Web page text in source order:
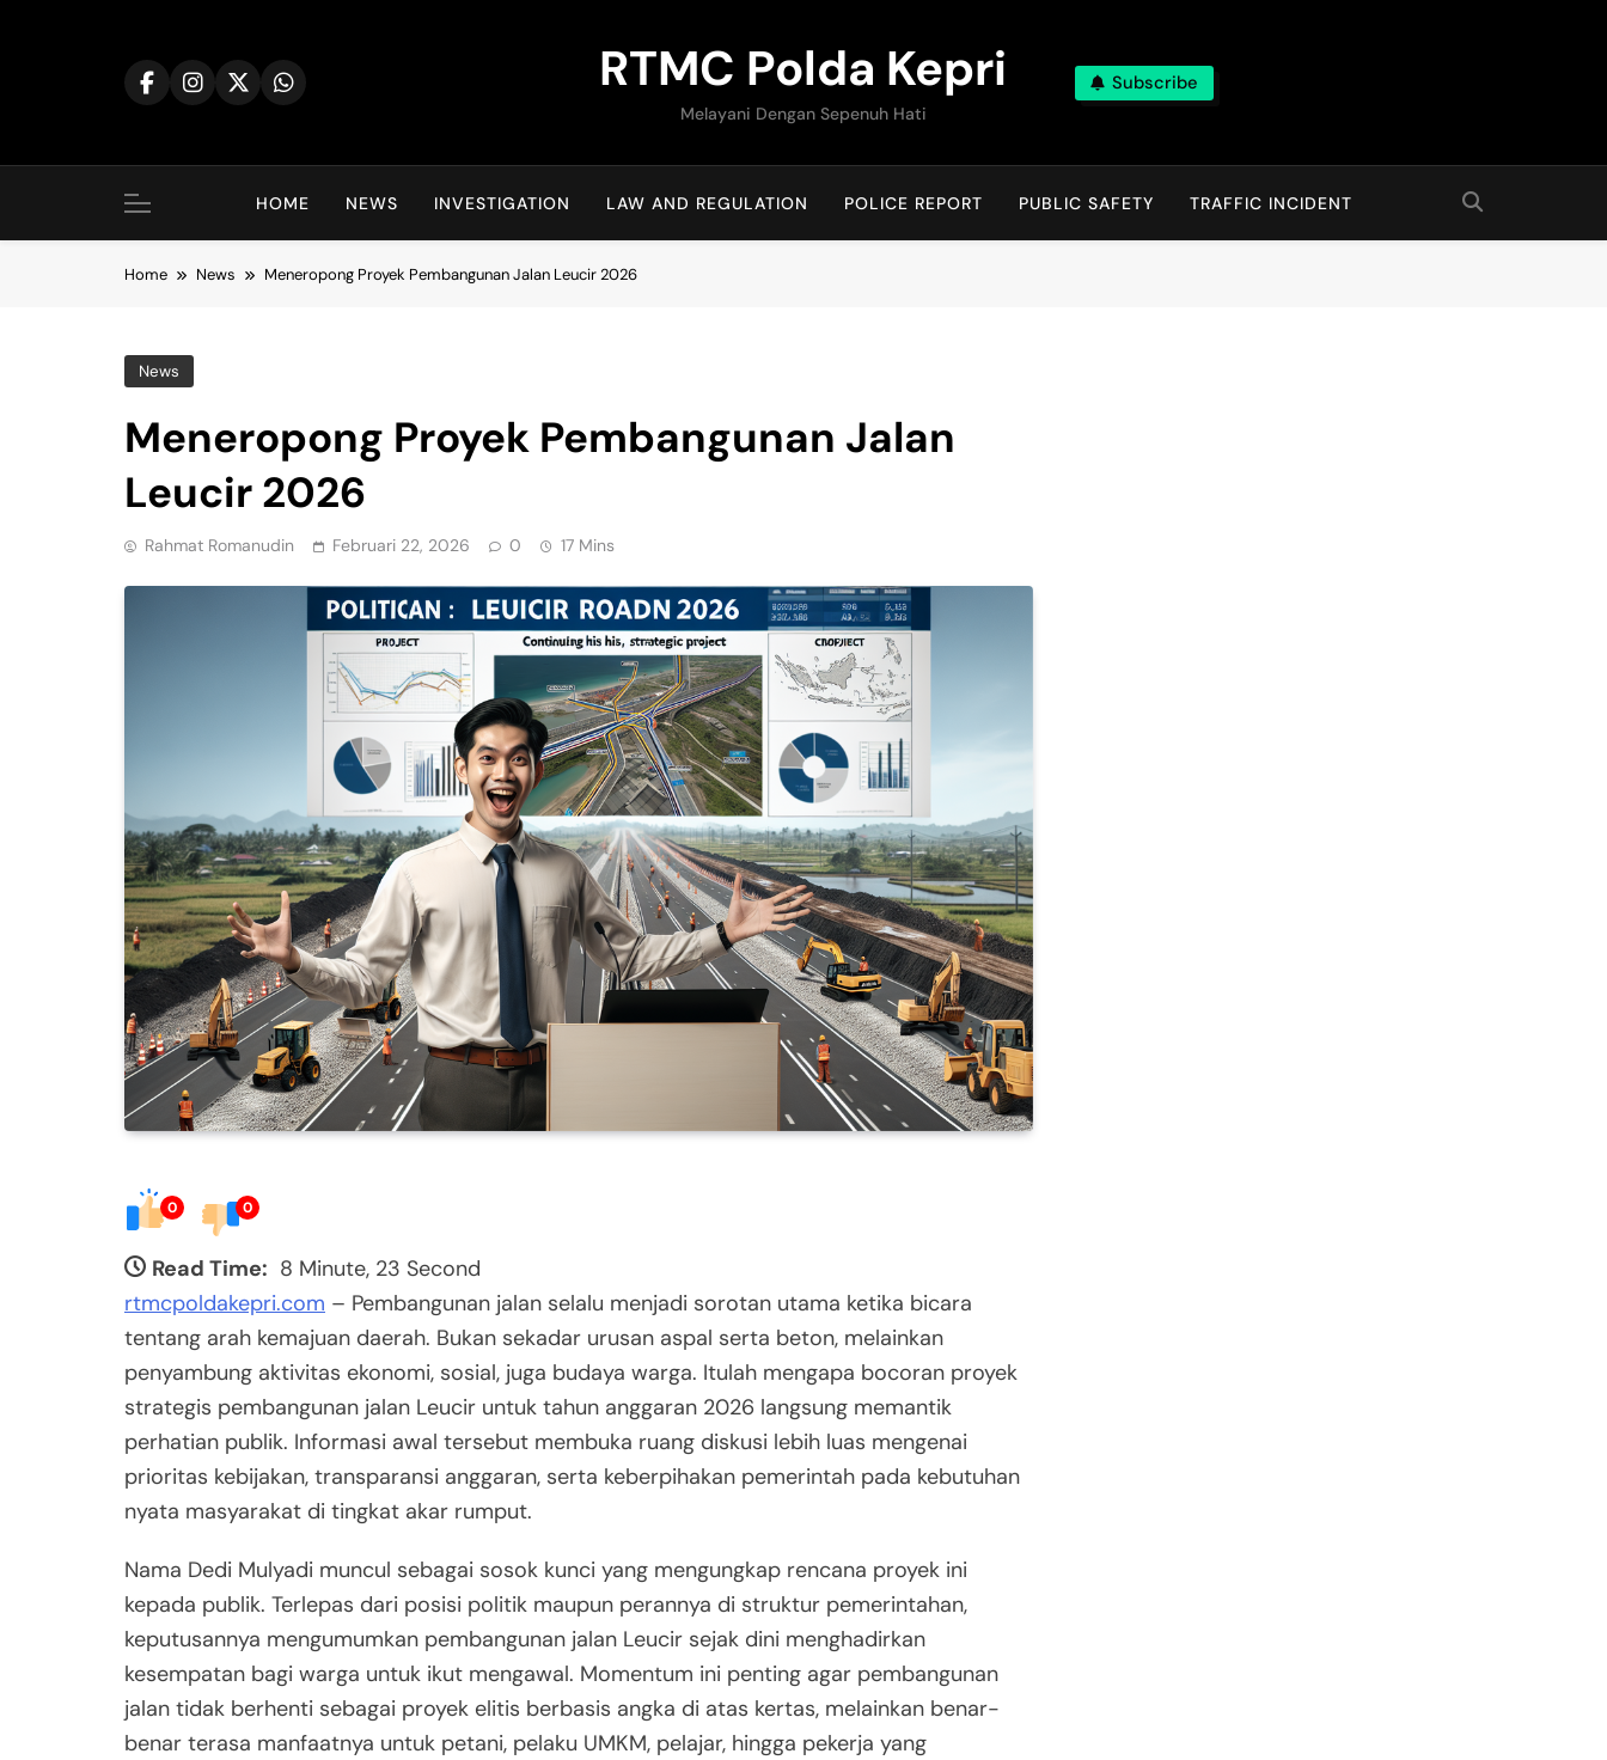
RTMC Polda Kepri
Melayani Dengan Sepenuh Hati
Subscribe
HOME NEWS INVESTIGATION LAW AND REGULATION POLICE REPORT PUBLIC SAFETY TRAFFIC INCIDENT
Home News Meneropong Proyek Pembangunan Jalan Leucir 2026
News
Meneropong Proyek Pembangunan Jalan
Leucir 2026
Rahmat Romanudin Februari 22, 2026 0 17 Mins
0 0
Read Time: 8 Minute, 23 Second
rtmcpoldakepri.com – Pembangunan jalan selalu menjadi sorotan utama ketika bicara
tentang arah kemajuan daerah. Bukan sekadar urusan aspal serta beton, melainkan
penyambung aktivitas ekonomi, sosial, juga budaya warga. Itulah mengapa bocoran proyek
strategis pembangunan jalan Leucir untuk tahun anggaran 2026 langsung memantik
perhatian publik. Informasi awal tersebut membuka ruang diskusi lebih luas mengenai
prioritas kebijakan, transparansi anggaran, serta keberpihakan pemerintah pada kebutuhan
nyata masyarakat di tingkat akar rumput.
Nama Dedi Mulyadi muncul sebagai sosok kunci yang mengungkap rencana proyek ini
kepada publik. Terlepas dari posisi politik maupun perannya di struktur pemerintahan,
keputusannya mengumumkan pembangunan jalan Leucir sejak dini menghadirkan
kesempatan bagi warga untuk ikut mengawal. Momentum ini penting agar pembangunan
jalan tidak berhenti sebagai proyek elitis berbasis angka di atas kertas, melainkan benar-
benar terasa manfaatnya untuk petani, pelaku UMKM, pelajar, hingga pekerja yang